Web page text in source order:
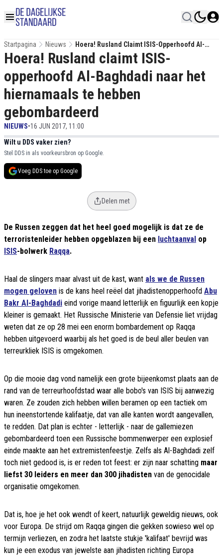
Startpagina Nieuws
Hoera! Rusland Claimt ISIS-Opperhoofd Al-
Baghdadi Naar Het Hiernamaals Te Hebben
Gebombardeerd
Hoera! Rusland claimt ISIS-
opperhoofd Al-Baghdadi naar het
hiernamaals te hebben
gebombardeerd
NIEUWS•16 JUN 2017, 11:00
Wilt u DDS vaker zien?
Stel DDS in als voorkeursbron op Google.
Voeg DDS toe op Google
Delen met
De Russen zeggen dat het heel goed mogelijk is dat ze de
terroristenleider hebben opgeblazen bij een luchtaanval op
ISIS-bolwerk Raqqa.
Haal de slingers maar alvast uit de kast, want als we de Russen
mogen geloven is de kans heel reëel dat jihadistenopperhoofd Abu
Bakr Al-Baghdadi eind vorige maand letterlijk en figuurlijk een kopje
kleiner is gemaakt. Het Russische Ministerie van Defensie liet vrijdag
weten dat ze op 28 mei een enorm bombardement op Raqqa
hebben uitgevoerd waarbij als het goed is de beul aller beulen van
terreurkliek ISIS is omgekomen.
Op die mooie dag vond namelijk een grote bijeenkomst plaats aan de
rand van de terreurhoofdstad waar alle bobo's van ISIS bij aanwezig
waren. Ze zouden zich hebben willen beramen op een tactiek om
hun ineenstortende kalifaatje, dat van alle kanten wordt aangevallen,
te redden. Dat plan is echter - letterlijk - naar de gallemiezen
gebombardeerd toen een Russische bommenwerper een explosief
einde maakte aan het extremistenfeestje. Zelfs als Al-Baghdadi zelf
toch niet gedood is, is er reden tot feest: er zijn naar schatting maar
liefst 30 leiders en meer dan 300 jihadisten van de genocidale
organisatie omgekomen.
Dat is, hoe je het ook wendt of keert, natuurlijk geweldig nieuws, ook
voor Europa. De strijd om Raqqa gingen die gekken sowieso wel op
termijn verliezen, en zodra het laatste stukje 'kalifaat' bevrijd was
kun je een exodus van jewelste aan jihadisten richting Europa